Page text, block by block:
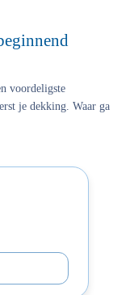
voordeligste
je dekking. Waar ga